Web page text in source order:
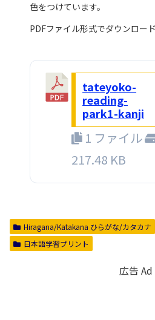
色をつけています。
PDFファイル形式でダウンロード
tateyoko-
reading-
park1-kanji
1 ファイル
217.48 KB
Hiragana/Katakana ひらがな/カタカナ
日本語学習プリント
広告 Ad